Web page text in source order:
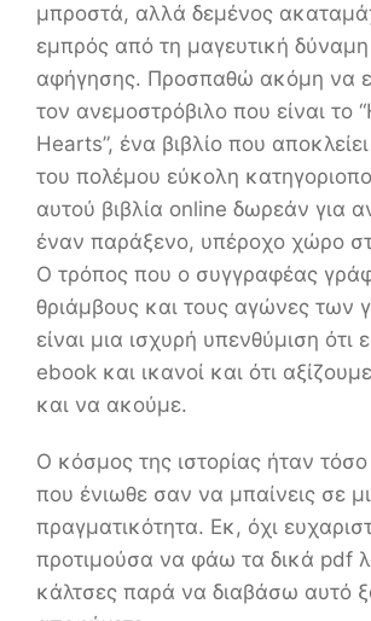
μπροστά, αλλά δεμένος
εμπρός από τη μαγευτική δύναμη
αφήγησης. Προσπαθώ ακόμη να
τον ανεμοστρόβιλο που είναι το
Hearts”, ένα βιβλίο που
του πολέμου εύκολη
αυτού βιβλία online δωρεάν για
έναν παράξενο, υπέροχο χώρο
Ο τρόπος που ο συγγραφέας
θριάμβους και τους αγώνες των
είναι μια ισχυρή υπενθύμιση ότι
ebook και ικανοί και ότι
και να ακούμε.
Ο κόσμος της ιστορίας ήταν
που ένιωθε σαν να μπαίνεις σε
πραγματικότητα. Εκ, όχι
προτιμούσα να φάω τα δικά pdf
κάλτσες παρά να διαβάσω αυτό